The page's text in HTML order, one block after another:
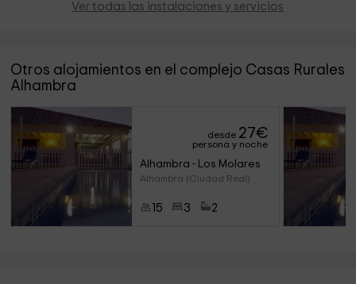
Ver todas las instalaciones y servicios
Otros alojamientos en el complejo Casas Rurales
Alhambra
desde 27€
persona y noche
Alhambra - Los Molares
Alhambra (Ciudad Real)
15 3 2